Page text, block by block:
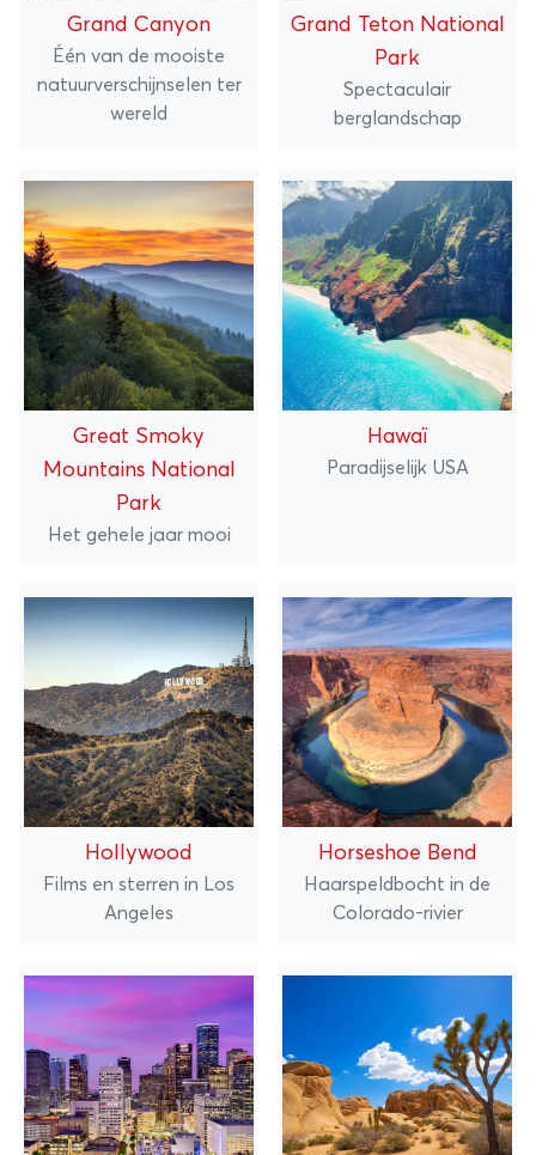
Grand Canyon
Één van de mooiste
natuurverschijnselen ter
wereld
Grand Teton National
Park
Spectaculair
berglandschap
Great Smoky
Mountains National
Park
Het gehele jaar mooi
Hawaï
Paradijselijk USA
Hollywood
Films en sterren in Los
Angeles
Horseshoe Bend
Haarspeldbocht in de
Colorado-rivier